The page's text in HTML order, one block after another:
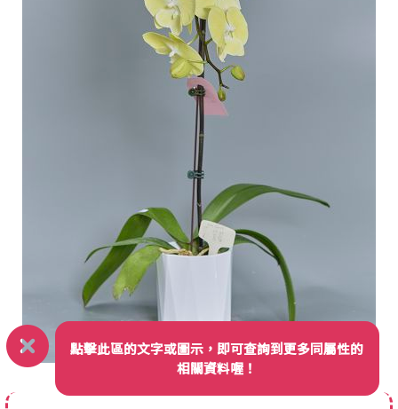
點擊此區的文字或圖示，即可查詢到更多同屬性的
相關資料喔！